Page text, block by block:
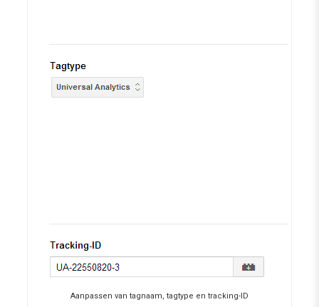
Aanpassen van tagnaam, tagtype en tracking-ID